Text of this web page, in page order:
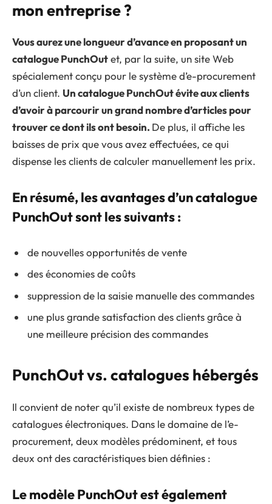
mon entreprise ?
Vous aurez une longueur d’avance en proposant un
catalogue PunchOutet, par la suite, un site Web
spécialement conçu pour le système d’e-procurement
d’un client. Un catalogue PunchOut évite aux clients
d’avoir à parcourir un grand nombre d’articles pour
trouver ce dont ils ont besoin. De plus, il affiche les
baisses de prix que vous avez effectuées, ce qui
dispense les clients de calculer manuellement les prix.
En résumé, les avantages d’un catalogue
PunchOut sont les suivants :
de nouvelles opportunités de vente
des économies de coûts
suppression de la saisie manuelle des commandes
une plus grande satisfaction des clients grâce à
une meilleure précision des commandes
PunchOut vs. catalogues hébergés
Il convient de noter qu’il existe de nombreux types de
catalogues électroniques. Dans le domaine de l’e-
procurement, deux modèles prédominent, et tous
deux ont des caractéristiques bien définies :
Le modèle PunchOut est également